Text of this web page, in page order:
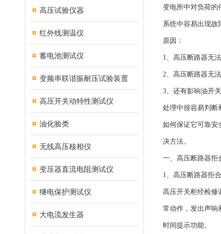
高压试验仪器
红外线测温仪
蓄电池测试仪
变频串联谐振耐压试验装置
高压开关动特性测试仪
油化验类
无线高压核相仪
变压器直流电阻测试仪
继电保护测试仪
大电流发生器
变电所中对负荷的
系统中容易出现故
原因：
1、高压断路器无
2、高压断路器无
3、还有影响油开
处理中很容易判断
如何保证它可靠安
决方法。
一、高压断路器拒
1、高压断路器拒
高压开关柜经检修
常动作，发出声响
时间提示功能。